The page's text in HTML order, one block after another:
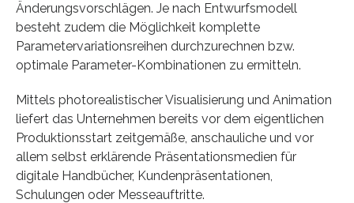
Änderungsvorschlägen. Je nach Entwurfsmodell
besteht zudem die Möglichkeit komplette
Parametervariationsreihen durchzurechnen bzw.
optimale Parameter-Kombinationen zu ermitteln.
Mittels photorealistischer Visualisierung und Animation
liefert das Unternehmen bereits vor dem eigentlichen
Produktionsstart zeitgemäße, anschauliche und vor
allem selbst erklärende Präsentationsmedien für
digitale Handbücher, Kundenpräsentationen,
Schulungen oder Messeauftritte.